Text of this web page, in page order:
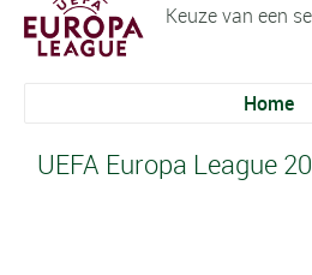
Keuze van een
Home
UEFA Europa League